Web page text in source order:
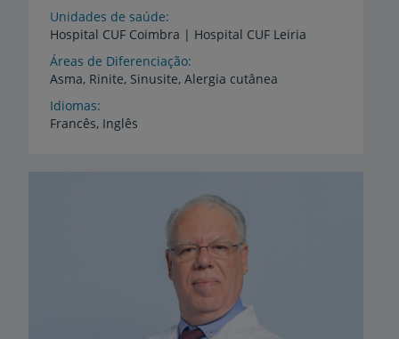
Unidades de saúde
Hospital CUF Coimbra | Hospital CUF Leiria
Áreas de Diferenciação
Asma, Rinite, Sinusite, Alergia cutânea
Idiomas
Francês, Inglês